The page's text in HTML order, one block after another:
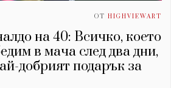
ОТ HIGHVIEWART
на 40: Всичко, което
в мача след два дни,
добрият подарък за